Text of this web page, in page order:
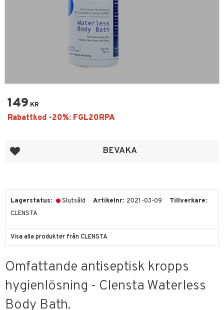
149 KR
Lägg till i favoriter BEVAKA
Lagerstatus Slutsåld Artikelnr 2021-03-09
Tillverkare
CLENSTA
Visa alla produkter från CLENSTA
Omfattande antiseptisk kropps
hygienlösning - Clensta Waterless
Body Bath.